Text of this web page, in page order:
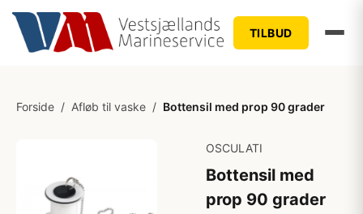
TILBUD
Forside / Afløb til vaske / Bottensil med prop 90 grader
OSCULATI
Bottensil med
prop 90 grader